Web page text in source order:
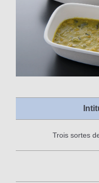
Trois sortes